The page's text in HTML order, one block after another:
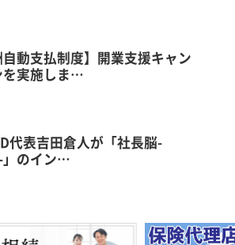
自動支払制度】開業支援キャン
を実施しま…
代表吉田倉人が「社長脳-
のイン…